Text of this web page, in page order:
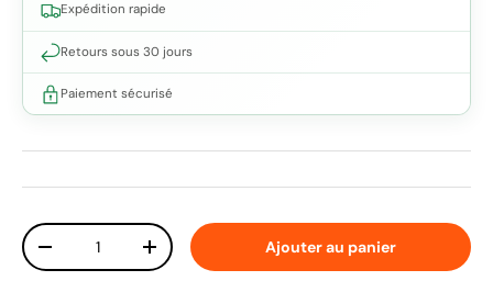
Expédition rapide
Retours sous 30 jours
Paiement sécurisé
Qté
Diminuer la quantitéAugmenter la quantitéAjouter au panier